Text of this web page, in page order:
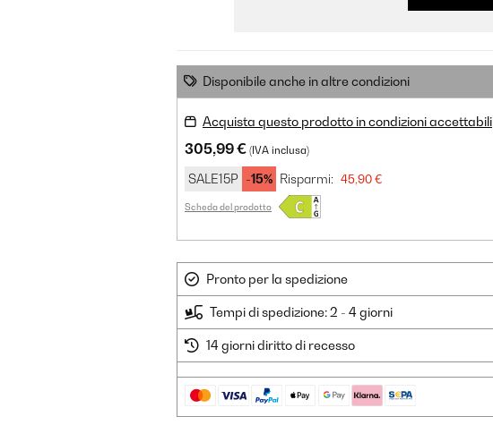
Disponibile anche in altre condizioni
Acquista questo prodotto in condizioni accettabili
305,99 € (IVA inclusa)
SALE15P -15% Risparmi: 45,90 €
Scheda del prodotto
Pronto per la spedizione
Tempi di spedizione: 2 - 4 giorni
14 giorni diritto di recesso